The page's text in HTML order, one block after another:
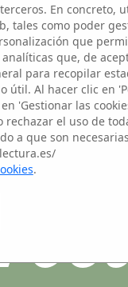
En concreto,
tales como poder
que
que, de
para recopilar
útil. Al hacer clic en
'Gestionar las
el uso de
a que son
.